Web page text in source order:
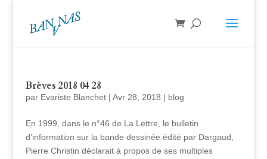
Brèves 2018 04 28
par Evariste Blanchet| Avr 28, 2018 | blog
En 1999, dans le n°46 de La Lettre, le bulletin
d’information sur la bande dessinée édité par Dargaud,
Pierre Christin déclarait à propos de ses multiples